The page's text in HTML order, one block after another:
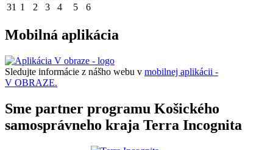
31 1 2 3 4 5 6
Mobilná aplikácia
Sledujte informácie z nášho webu v mobilnej aplikácii -
V OBRAZE.
Sme partner programu Košického
samosprávneho kraja Terra Incognita